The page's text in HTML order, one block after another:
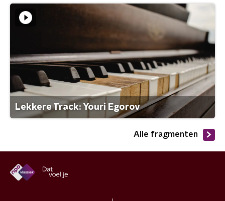
Lekkere Track: Youri Egorov
Alle fragmenten